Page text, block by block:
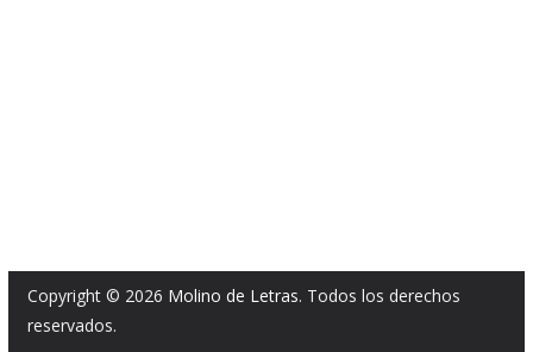
Copyright © 2026 Molino de Letras. Todos los derechos
reservados.